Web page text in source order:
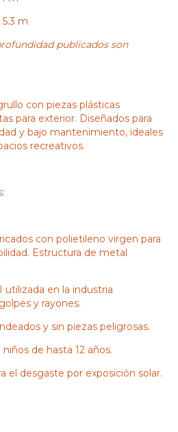
m
publicados son
con piezas plásticas
para exterior. Diseñados para
y bajo mantenimiento, ideales
recreativos.
con polietileno virgen para
Estructura de metal
utilizada en la industria
y rayones.
y sin piezas peligrosas.
de hasta 12 años.
el desgaste por exposición solar.